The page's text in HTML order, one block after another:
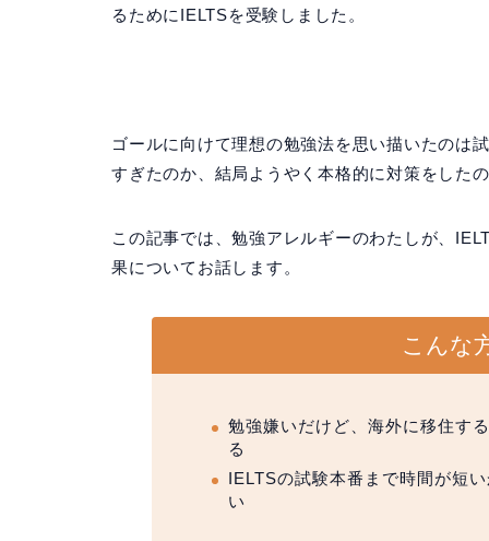
るためにIELTSを受験しました。
ゴールに向けて理想の勉強法を思い描いたのは
すぎたのか、結局ようやく本格的に対策をした
この記事では、勉強アレルギーのわたしが、
果についてお話します。
こんな
勉強嫌いだけど、海外に移住す
る
IELTSの試験本番まで時間が短
い